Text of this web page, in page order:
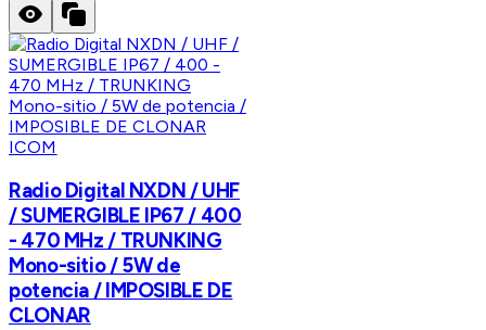
ICOM
Radio Digital NXDN / UHF
/ SUMERGIBLE IP67 / 400
- 470 MHz / TRUNKING
Mono-sitio / 5W de
potencia / IMPOSIBLE DE
CLONAR